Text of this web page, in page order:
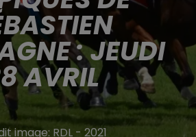
: JEUDI
AVRIL
image: RDL - 2021